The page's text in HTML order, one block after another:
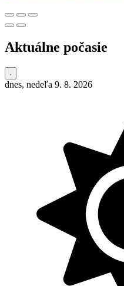
Aktuálne počasie
dnes, nedeľa 9. 8. 2026